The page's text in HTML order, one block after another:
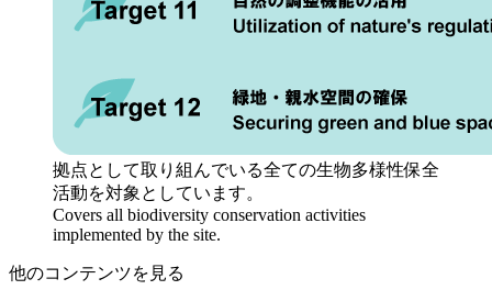
拠点として取り組んでいる全ての生物多様性保全
活動を対象としています。
Covers all biodiversity conservation activities
implemented by the site.
他のコンテンツを見る